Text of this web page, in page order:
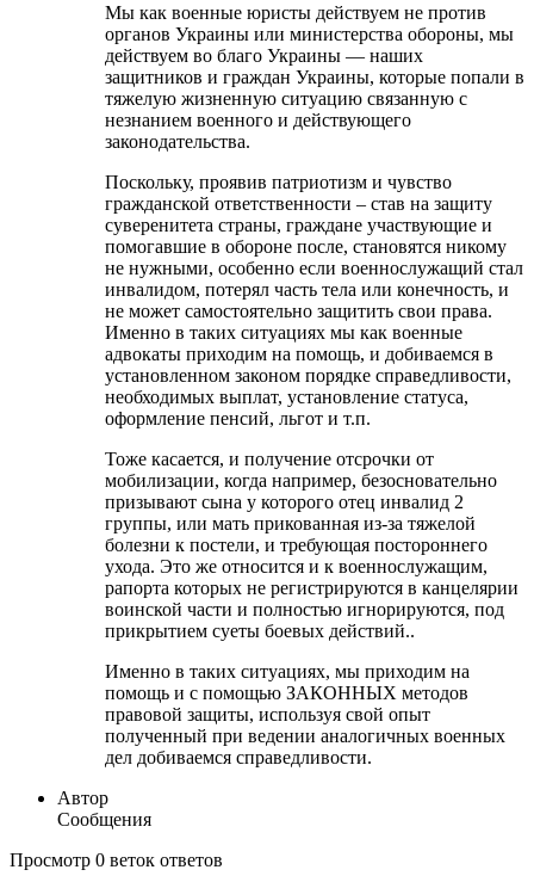
Мы как военные юристы действуем не против
органов Украины или министерства обороны, мы
действуем во благо Украины — наших
защитников и граждан Украины, которые попали в
тяжелую жизненную ситуацию связанную с
незнанием военного и действующего
законодательства.
Поскольку, проявив патриотизм и чувство
гражданской ответственности – став на защиту
суверенитета страны, граждане участвующие и
помогавшие в обороне после, становятся никому
не нужными, особенно если военнослужащий стал
инвалидом, потерял часть тела или конечность, и
не может самостоятельно защитить свои права.
Именно в таких ситуациях мы как военные
адвокаты приходим на помощь, и добиваемся в
установленном законом порядке справедливости,
необходимых выплат, установление статуса,
оформление пенсий, льгот и т.п.
Тоже касается, и получение отсрочки от
мобилизации, когда например, безосновательно
призывают сына у которого отец инвалид 2
группы, или мать прикованная из-за тяжелой
болезни к постели, и требующая постороннего
ухода. Это же относится и к военнослужащим,
рапорта которых не регистрируются в канцелярии
воинской части и полностью игнорируются, под
прикрытием суеты боевых действий..
Именно в таких ситуациях, мы приходим на
помощь и с помощью ЗАКОННЫХ методов
правовой защиты, используя свой опыт
полученный при ведении аналогичных военных
дел добиваемся справедливости.
Автор
Сообщения
Просмотр 0 веток ответов